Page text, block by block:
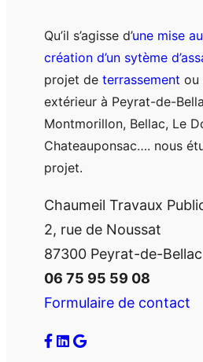
Qu’il s’agisse d’une mise
création d’un sytème
projet de terrassement ou
extérieur à Peyrat-de-
Montmorillon, Bellac, Le
Chateauponsac…. nous
projet.
Chaumeil Travaux
2, rue de Noussat
87300 Peyrat-de-Bellac
06 75 95 59 08
Formulaire de contact